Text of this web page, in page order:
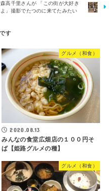
森高千里さんが 「この街が大好き
よ」撮影でたつのに来てたみたい
グルメ（和食）
2020.08.13
みんなの食堂広畑店の１００円そ
ば【姫路グルメの種】
グルメ（和食）